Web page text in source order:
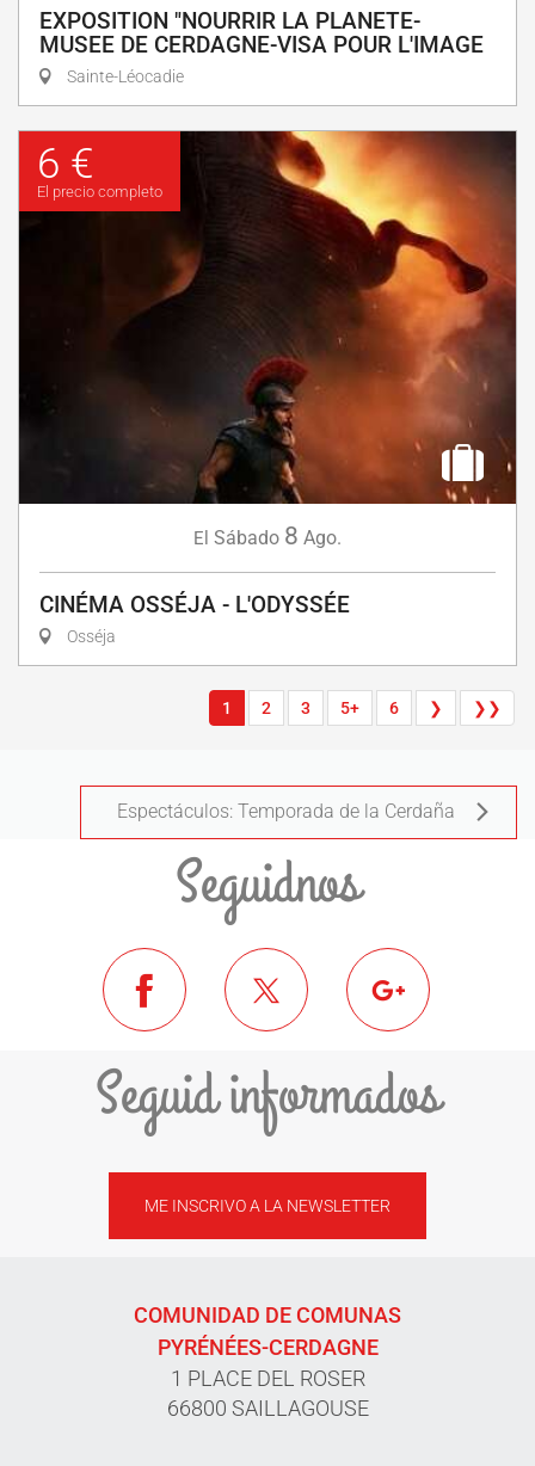
EXPOSITION "NOURRIR LA PLANETE-
MUSEE DE CERDAGNE-VISA POUR L'IMAGE
Sainte-Léocadie
6 €
El precio completo
El Sábado 8 Ago.
CINÉMA OSSÉJA - L'ODYSSÉE
Osséja
1 2 3 5+ 6 ❯ ❯❯
Espectáculos: Temporada de la Cerdaña
Seguidnos
Seguid informados
ME INSCRIVO A LA NEWSLETTER
COMUNIDAD DE COMUNAS
PYRÉNÉES-CERDAGNE
1 PLACE DEL ROSER
66800 SAILLAGOUSE